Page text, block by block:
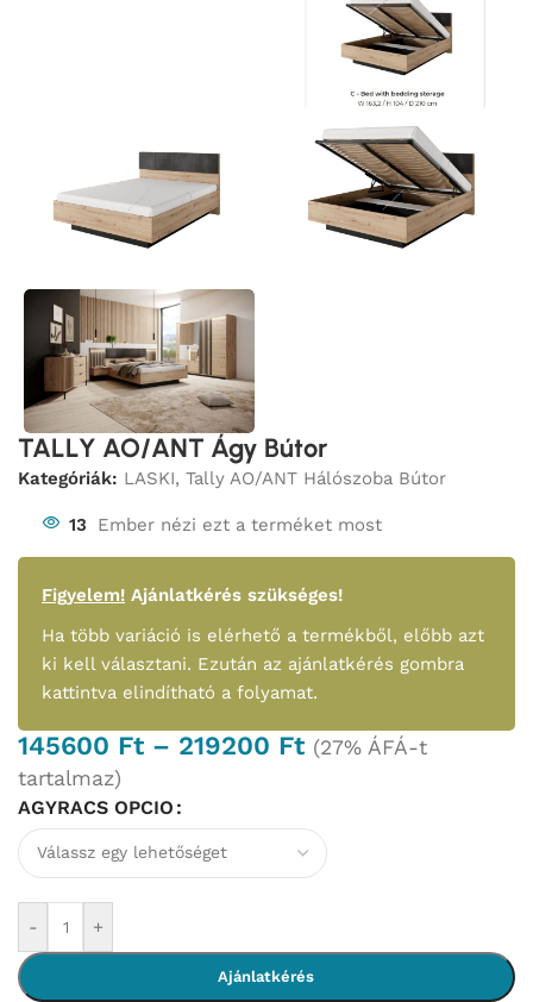
TALLY AO/ANT Ágy Bútor
Kategóriák: LASKI, Tally AO/ANT Hálószoba Bútor
13 Ember nézi ezt a terméket most
Figyelem! Ajánlatkérés szükséges!
Ha több variáció is elérhető a termékből, előbb azt
ki kell választani. Ezután az ajánlatkérés gombra
kattintva elindítható a folyamat.
145600 Ft – 219200 Ft (27% ÁFÁ-t
tartalmaz)
AGYRACS OPCIO
- +
Ajánlatkérés